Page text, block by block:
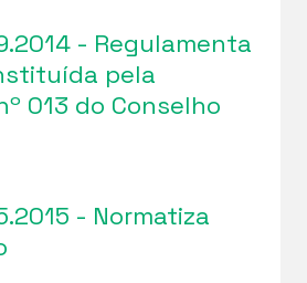
- Regulamenta
pela
013 do Conselho
- Normatiza